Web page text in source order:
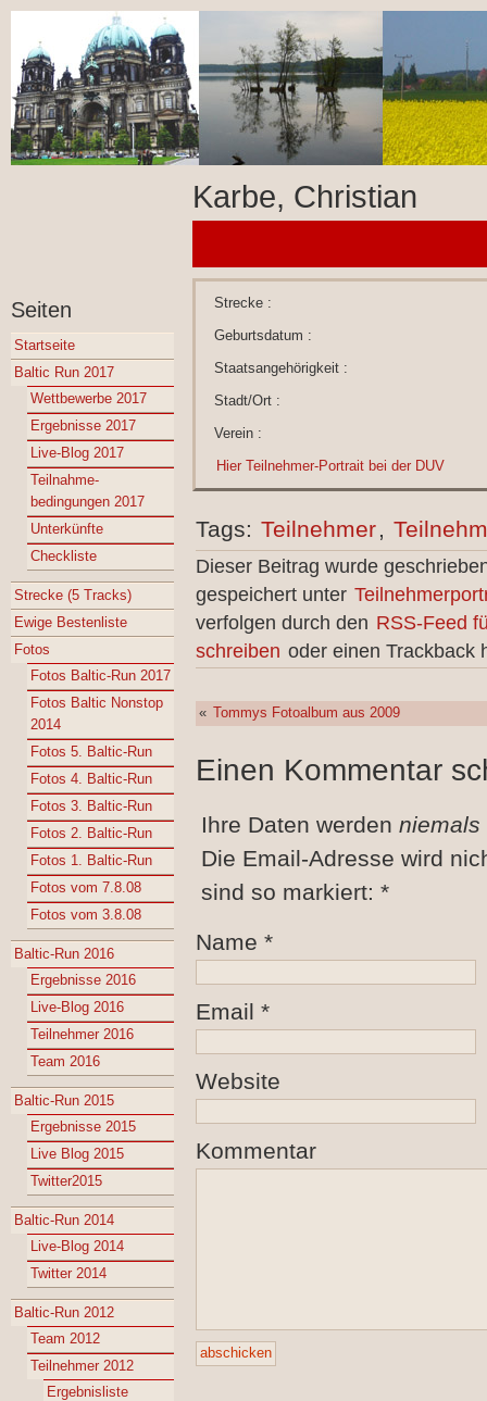
Seiten
Startseite
Baltic Run 2017
Wettbewerbe 2017
Ergebnisse 2017
Live-Blog 2017
Teilnahme-
bedingungen 2017
Unterkünfte
Checkliste
Strecke (5 Tracks)
Ewige Bestenliste
Fotos
Fotos Baltic-Run 2017
Fotos Baltic Nonstop
2014
Fotos 5. Baltic-Run
Fotos 4. Baltic-Run
Fotos 3. Baltic-Run
Fotos 2. Baltic-Run
Fotos 1. Baltic-Run
Fotos vom 7.8.08
Fotos vom 3.8.08
Baltic-Run 2016
Ergebnisse 2016
Live-Blog 2016
Teilnehmer 2016
Team 2016
Baltic-Run 2015
Ergebnisse 2015
Live Blog 2015
Twitter2015
Baltic-Run 2014
Live-Blog 2014
Twitter 2014
Baltic-Run 2012
Team 2012
Teilnehmer 2012
Ergebnisliste
Karbe, Christian
Strecke :
Geburtsdatum :
Staatsangehörigkeit :
Stadt/Ort :
Verein :
Hier Teilnehmer-Portrait bei der DUV
Tags: Teilnehmer,
Dieser Beitrag wurde
gespeichert unter
verfolgen durch den RSS-Feed
schreiben oder einen Trackback
« Tommys Fotoalbum aus 2009
Einen Kommentar
Ihre Daten werden niemals
Die Email-Adresse wird
sind so markiert: *
Name *
Email *
Website
Kommentar